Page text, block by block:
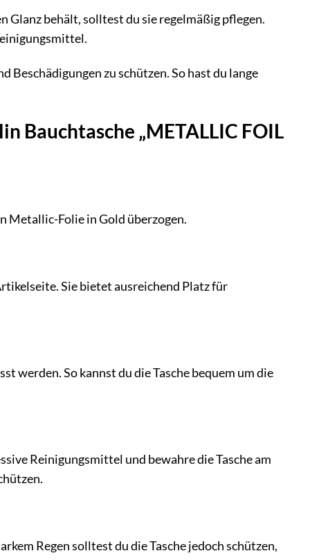
Glanz behält, solltest du sie regelmäßig pflegen.
Beschädigungen zu schützen. So hast du lange
Bauchtasche „METALLIC FOIL
Metallic-Folie in Gold überzogen.
Sie bietet ausreichend Platz für
werden. So kannst du die Tasche bequem um die
Reinigungsmittel und bewahre die Tasche am
Regen solltest du die Tasche jedoch schützen,